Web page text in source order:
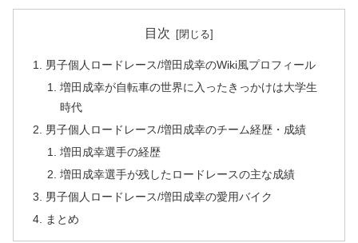
目次
男子個人ロードレース/増田成幸のWiki風プロフィール
増田成幸が自転車の世界に入ったきっかけは大学生
時代
男子個人ロードレース/増田成幸のチーム経歴・成績
増田成幸選手の経歴
増田成幸選手が残したロードレースの主な成績
男子個人ロードレース/増田成幸の愛用バイク
まとめ